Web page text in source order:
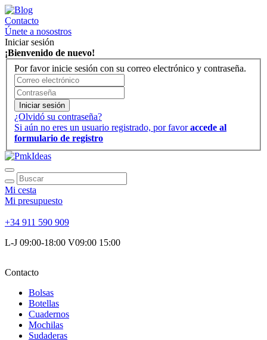
Contacto
Únete a nosostros
Iniciar sesión
¡Bienvenido de nuevo!
Por favor inicie sesión con su correo electrónico y contraseña.
Iniciar sesión
¿Olvidó su contraseña?
Si aún no eres un usuario registrado, por favoraccede al
formulario de registro
Mi cesta
Mi presupuesto
+34 911 590 909
L-J 09:00-18:00 V09:00 15:00
Contacto
Bolsas
Botellas
Cuadernos
Mochilas
Sudaderas